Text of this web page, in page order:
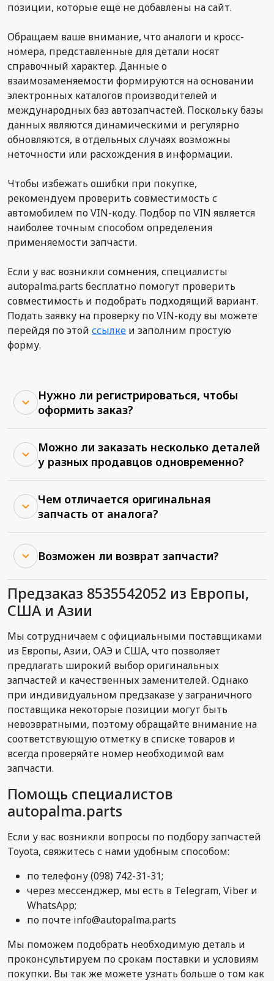
позиции, которые ещё не добавлены на сайт.
Обращаем ваше внимание, что аналоги и кросс-
номера, представленные для детали носят
справочный характер. Данные о
взаимозаменяемости формируются на основании
электронных каталогов производителей и
международных баз автозапчастей. Поскольку базы
данных являются динамическими и регулярно
обновляются, в отдельных случаях возможны
неточности или расхождения в информации.
Чтобы избежать ошибки при покупке,
рекомендуем проверить совместимость с
автомобилем по VIN-коду. Подбор по VIN является
наиболее точным способом определения
применяемости запчасти.
Если у вас возникли сомнения, специалисты
autopalma.parts бесплатно помогут проверить
совместимость и подобрать подходящий вариант.
Подать заявку на проверку по VIN-коду вы можете
перейдя по этой ссылке и заполним простую
форму.
Нужно ли регистрироваться, чтобы
оформить заказ?
Можно ли заказать несколько деталей
у разных продавцов одновременно?
Чем отличается оригинальная
запчасть от аналога?
Возможен ли возврат запчасти?
Предзаказ 8535542052 из Европы,
США и Азии
Мы сотрудничаем с официальными поставщиками
из Европы, Азии, ОАЭ и США, что позволяет
предлагать широкий выбор оригинальных
запчастей и качественных заменителей. Однако
при индивидуальном предзаказе у заграничного
поставщика некоторые позиции могут быть
невозвратными, поэтому обращайте внимание на
соответствующую отметку в списке товаров и
всегда проверяйте номер необходимой вам
запчасти.
Помощь специалистов
autopalma.parts
Если у вас возникли вопросы по подбору запчастей
Toyota, свяжитесь с нами удобным способом:
по телефону (098) 742-31-31;
через мессенджер, мы есть в Telegram, Viber и
WhatsApp;
по почте info@autopalma.parts
Мы поможем подобрать необходимую деталь и
проконсультируем по срокам поставки и условиям
покупки. Вы так же можете узнать больше о том как